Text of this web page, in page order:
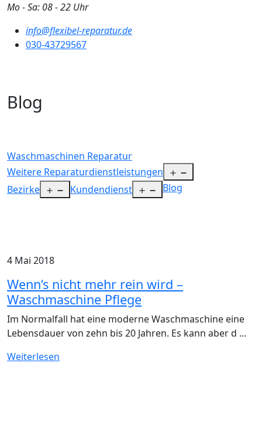
Zum
springen
Mo - Sa: 08 - 22 Uhr
info@flexibel-reparatur.de
030-43729567
Waschmaschinen Reparatur
Weitere Reparaturdienstleistungen
Bezirke
Menü
Kundendienst
Menü
Blog
Blog
4 Mai 2018
Wenn‘s nicht mehr rein wird –
Waschmaschine Pflege
Im Normalfall hat eine moderne Waschmaschine eine
Lebensdauer von zehn bis 20 Jahren. Es kann aber d ...
Weiterlesen